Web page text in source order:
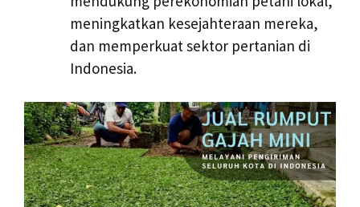
meningkatkan kesejahteraan mereka,
dan memperkuat sektor pertanian di
Indonesia.